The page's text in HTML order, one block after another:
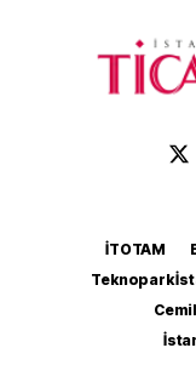
İTOTAM
Teknopark